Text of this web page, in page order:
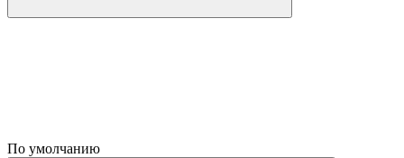
По умолчанию